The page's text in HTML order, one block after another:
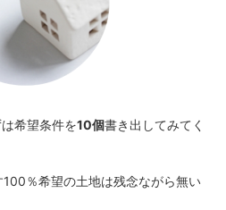
希望条件を10個書き出してみてく
％希望の土地は残念ながら無い